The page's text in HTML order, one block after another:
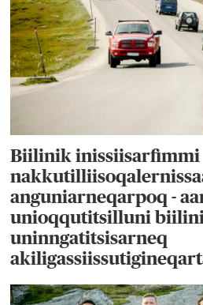
Biilinik inissiisarfimmi
anguniarneqarpoq -
unioqqutitsilluni
uninngatitsisarneq